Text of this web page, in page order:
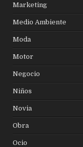
Marketing
Medio Ambiente
Moda
Motor
Negocio
Niños
Novia
Obra
Ocio